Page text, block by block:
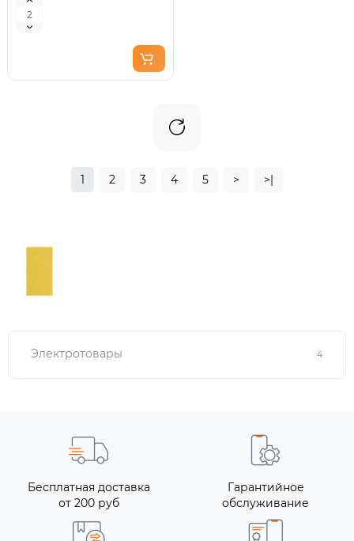
1 2 3 4 5 > >|
Электротовары 4
Бесплатная доставка
от 200 руб
Гарантийное
обслуживание